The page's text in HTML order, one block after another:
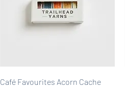
Schnellansicht
Café Favourites Acorn Cache